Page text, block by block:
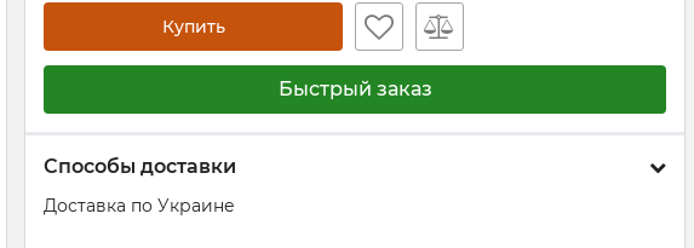
Купить
Быстрый заказ
Способы доставки
Доставка по Украине